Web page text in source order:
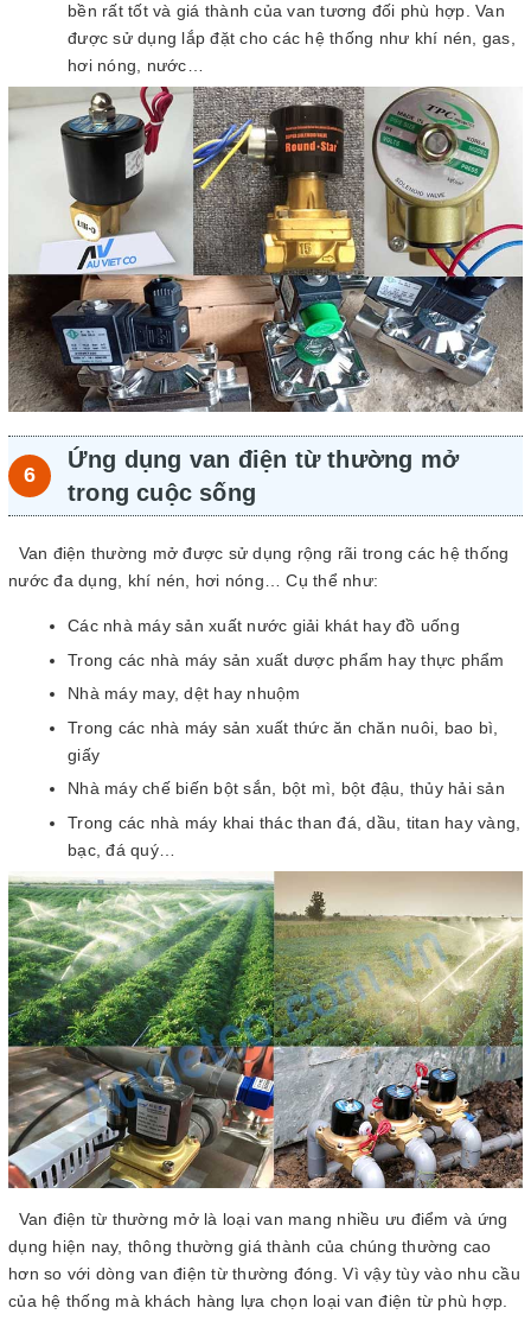
bền rất tốt và giá thành của van tương đối phù hợp. Van
được sử dụng lắp đặt cho các hệ thống như khí nén, gas,
hơi nóng, nước…
Ứng dụng van điện từ thường mở
trong cuộc sống
Van điện thường mở được sử dụng rộng rãi trong các hệ thống
nước đa dụng, khí nén, hơi nóng… Cụ thể như:
Các nhà máy sản xuất nước giải khát hay đồ uống
Trong các nhà máy sản xuất dược phẩm hay thực phẩm
Nhà máy may, dệt hay nhuộm
Trong các nhà máy sản xuất thức ăn chăn nuôi, bao bì,
giấy
Nhà máy chế biến bột sắn, bột mì, bột đậu, thủy hải sản
Trong các nhà máy khai thác than đá, dầu, titan hay vàng,
bạc, đá quý…
Van điện từ thường mở là loại van mang nhiều ưu điểm và ứng
dụng hiện nay, thông thường giá thành của chúng thường cao
hơn so với dòng van điện từ thường đóng. Vì vậy tùy vào nhu cầu
của hệ thống mà khách hàng lựa chọn loại van điện từ phù hợp.